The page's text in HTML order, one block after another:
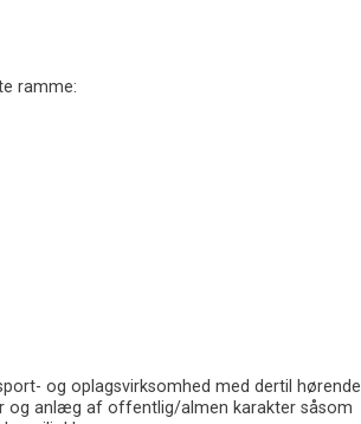
ramme:
og oplagsvirksomhed med dertil hørende
og anlæg af offentlig/almen karakter såsom